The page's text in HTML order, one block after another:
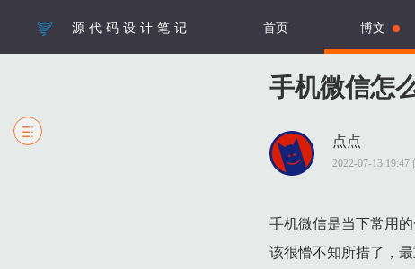
源代码设计笔记 首页 博文
手机微信怎
点点
2022-07-13 19:47
手机微信是当下常用
该很懵不知所措了，
1 实操步骤具体如下：
1.1 1. 先打开手机微信，接着根据下图箭头所指，点击搜索图标。
1.2 2. 根据下图箭头所指，搜索并点击【腾讯客服】选项。
1.3 3. 根据下图箭头所指，输入并发送【名下账户】。